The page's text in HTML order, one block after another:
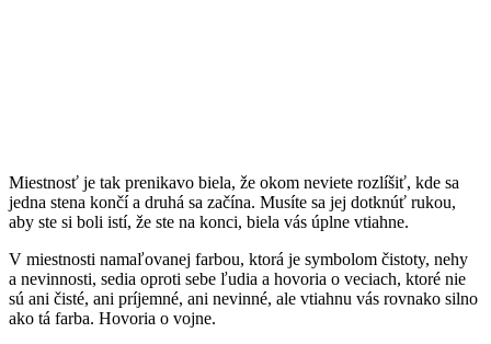
Miestnosť je tak prenikavo biela, že okom neviete rozlíšiť, kde sa
jedna stena končí a druhá sa začína. Musíte sa jej dotknúť rukou,
aby ste si boli istí, že ste na konci, biela vás úplne vtiahne.
V miestnosti namaľovanej farbou, ktorá je symbolom čistoty, nehy
a nevinnosti, sedia oproti sebe ľudia a hovoria o veciach, ktoré nie
sú ani čisté, ani príjemné, ani nevinné, ale vtiahnu vás rovnako silno
ako tá farba. Hovoria o vojne.